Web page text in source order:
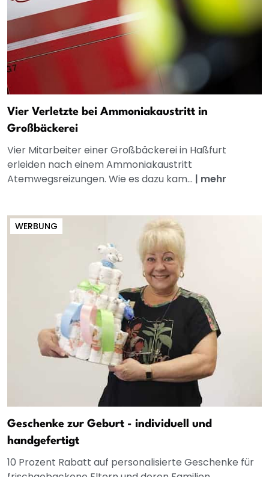
Vier Verletzte bei Ammoniakaustritt in
Großbäckerei
Vier Mitarbeiter einer Großbäckerei in Haßfurt
erleiden nach einem Ammoniakaustritt
Atemwegsreizungen. Wie es dazu kam... | mehr
WERBUNG
Geschenke zur Geburt - individuell und
handgefertigt
10 Prozent Rabatt auf personalisierte Geschenke für